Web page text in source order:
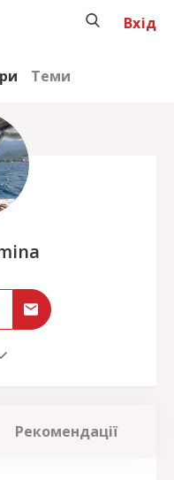
Теми
Вхід
Рекомендації